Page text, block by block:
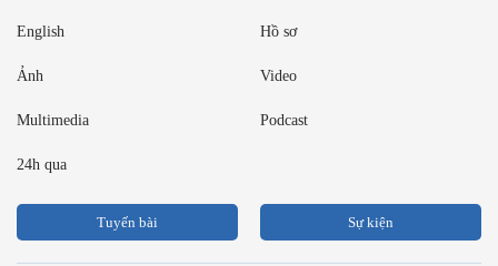
English Hồ sơ
Ảnh Video
Multimedia Podcast
24h qua
Tuyến bài Sự kiện